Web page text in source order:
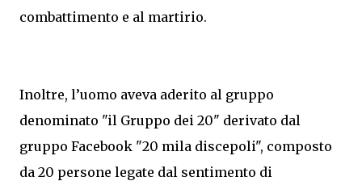
combattimento e al martirio.
Inoltre, l’uomo aveva aderito al gruppo
denominato "il Gruppo dei 20" derivato dal
gruppo Facebook "20 mila discepoli", composto
da 20 persone legate dal sentimento di